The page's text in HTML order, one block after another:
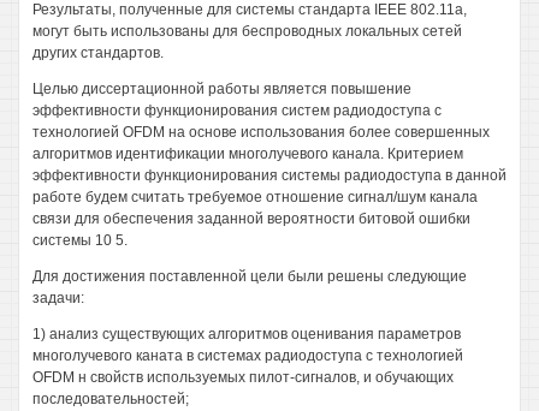
Результаты, полученные для системы стандарта IEEE 802.11а,
могут быть использованы для беспроводных локальных сетей
других стандартов.
Целью диссертационной работы является повышение
эффективности функционирования систем радиодоступа с
технологией OFDM на основе использования более совершенных
алгоритмов идентификации многолучевого канала. Критерием
эффективности функционирования системы радиодоступа в данной
работе будем считать требуемое отношение сигнал/шум канала
связи для обеспечения заданной вероятности битовой ошибки
системы 10 5.
Для достижения поставленной цели были решены следующие
задачи:
1) анализ существующих алгоритмов оценивания параметров
многолучевого каната в системах радиодоступа с технологией
OFDM н свойств используемых пилот-сигналов, и обучающих
последовательностей;